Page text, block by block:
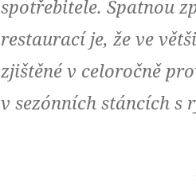
spotřebitele. Špatnou
restaurací je, že ve
zjištěné v celoročně
v sezónních stáncích s